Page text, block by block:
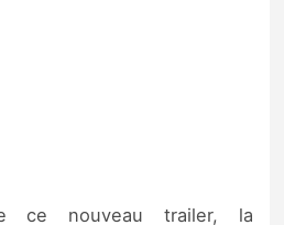
ce nouveau trailer, la